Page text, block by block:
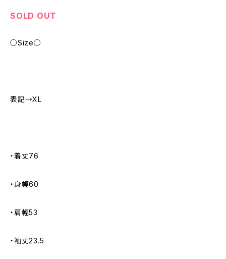
SOLD OUT
○Size○
表記→XL
・着丈76
・身幅60
・肩幅53
・袖丈23.5